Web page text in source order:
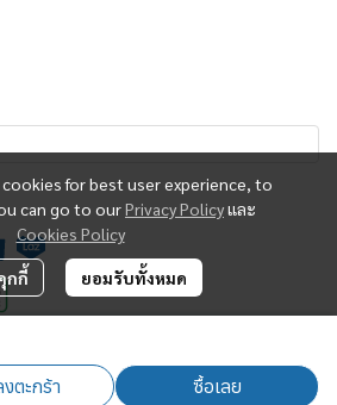
ตะกร้า ซื้อเลย
for best user experience, to
can go to ourPrivacy Policyและ
Cookies Policy
กกี้ ยอมรับทั้งหมด
Kit Marketing Co., Ltd.